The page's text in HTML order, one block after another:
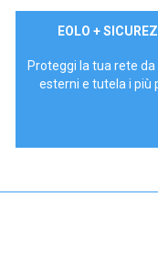
29,90€/mese
EOLO +
Proteggi la tua rete
esterni e tutela i più